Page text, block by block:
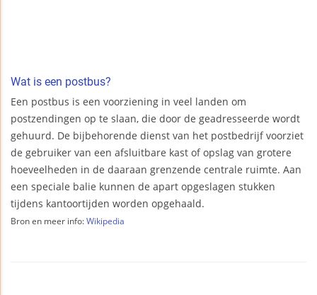
Wat is een postbus?
Een postbus is een voorziening in veel landen om
postzendingen op te slaan, die door de geadresseerde wordt
gehuurd. De bijbehorende dienst van het postbedrijf voorziet
de gebruiker van een afsluitbare kast of opslag van grotere
hoeveelheden in de daaraan grenzende centrale ruimte. Aan
een speciale balie kunnen de apart opgeslagen stukken
tijdens kantoortijden worden opgehaald.
Bron en meer info: Wikipedia